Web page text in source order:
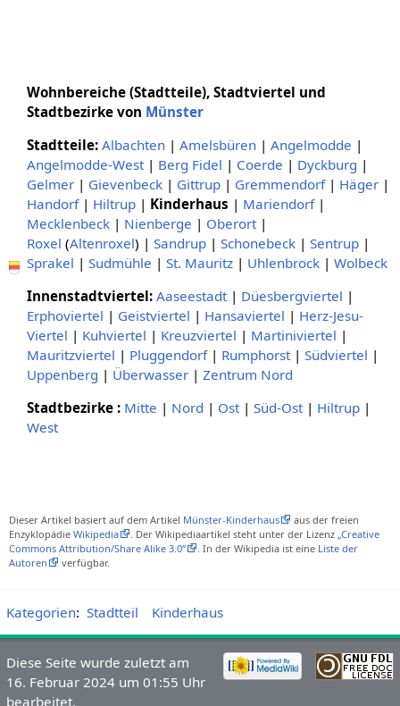
Wohnbereiche (Stadtteile), Stadtviertel und
Stadtbezirke von Münster
Stadtteile: Albachten| Amelsbüren| Angelmodde |
Angelmodde-West| Berg Fidel | Coerde | Dyckburg |
Gelmer| Gievenbeck| Gittrup| Gremmendorf| Häger|
Handorf| Hiltrup| Kinderhaus | Mariendorf|
Mecklenbeck| Nienberge | Oberort|
Roxel (Altenroxel) | Sandrup| Schonebeck| Sentrup|
Sprakel | Sudmühle | St. Mauritz| Uhlenbrock| Wolbeck
Innenstadtviertel: Aaseestadt| Düesbergviertel |
Erphoviertel | Geistviertel | Hansaviertel | Herz-Jesu-
Viertel | Kuhviertel | Kreuzviertel | Martiniviertel |
Mauritzviertel | Pluggendorf| Rumphorst| Südviertel |
Uppenberg | Überwasser| Zentrum Nord
Stadtbezirke : Mitte | Nord | Ost| Süd-Ost| Hiltrup|
West
Dieser Artikel basiert auf dem Artikel Münster-Kinderhaus
aus der freien
Enzyklopädie Wikipedia . Der Wikipediaartikel steht unter der Lizenz „Creative
Commons Attribution/Share Alike 3.0“
. In der Wikipedia ist eine Liste der
Autoren
verfügbar.
Kategorien: Stadtteil Kinderhaus
Diese Seite wurde zuletzt am
16. Februar 2024 um 01:55 Uhr
bearbeitet.